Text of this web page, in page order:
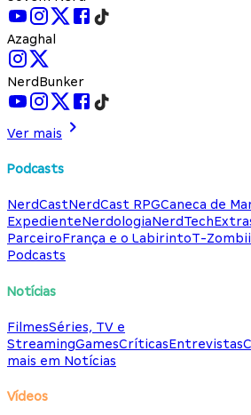
Azaghal
NerdBunker
Ver mais
Podcasts
NerdCastNerdCast RPGCaneca de
ExpedienteNerdologiaNerdTech
ParceiroFrança e o LabirintoT-Zombii
Podcasts
Notícias
FilmesSéries, TV e
StreamingGamesCríticasEntrevistas
mais em Notícias
Vídeos